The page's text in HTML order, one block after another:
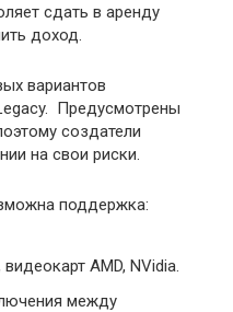
сдать в аренду
доход.
вариантов
Предусмотрены
создатели
на свои риски.
поддержка:
AMD, NVidia.
между